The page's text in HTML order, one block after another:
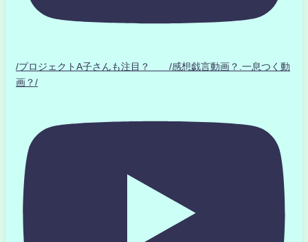
/プロジェクトA子さんも注目？ /感想戯言動画？.一息つく動
画？/